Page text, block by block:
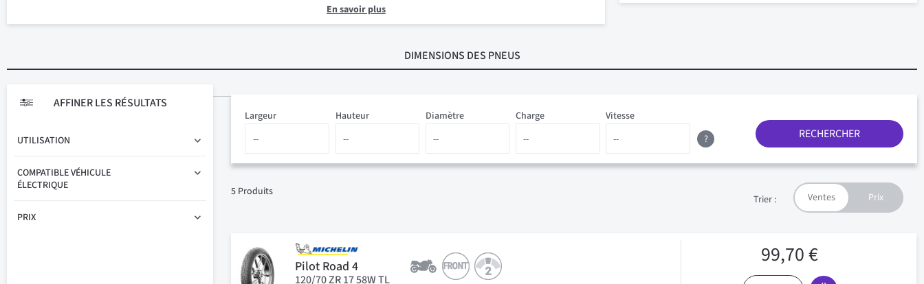
En savoir plus
DIMENSIONS DES PNEUS
Diamètre
Hauteur Charge Vitesse
Largeur
?
RECHERCHER
5 Produits
Trier :
Pilot Road 4
120/70 ZR 17 58W TL
99,70 €
AFFINER LES RÉSULTATS
UTILISATION
COMPATIBLE VÉHICULE
ÉLECTRIQUE
PRIX